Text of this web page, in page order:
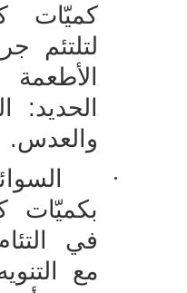
كميّات
لتلتئم
الحديد:
والعدس.
·
بكميّات
في
مع